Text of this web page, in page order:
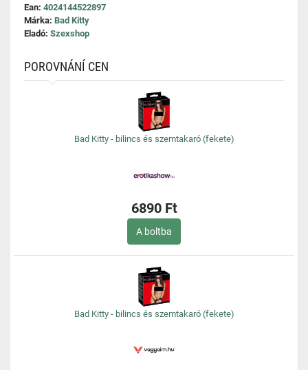
Ean: 4024144522897
Márka: Bad Kitty
Eladó: Szexshop
POROVNÁNÍ CEN
Bad Kitty - bilincs és szemtakaró (fekete)
6890 Ft
A boltba
Bad Kitty - bilincs és szemtakaró (fekete)